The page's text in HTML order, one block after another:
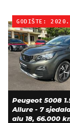
GODIŠTE: 2020.
Peugeot 5008
Allure - 7
alu 18, 66.000